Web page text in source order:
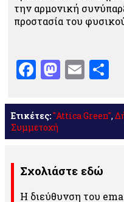
την αρμονική
προστασία του
Facebook
Ετικέτες:"Attica Green",
Συμμετοχή
Σχολιάστε εδώ
Η διεύθυνση του